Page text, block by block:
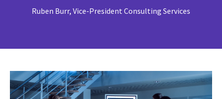
Ruben Burr, Vice-President Consulting Services